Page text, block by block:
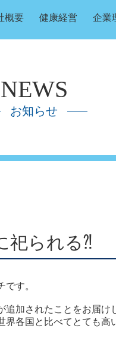
概要 健康経営 企業
NEWS
お知らせ
祀られる⁈
す。
加されたことをお届け
各国と比べてとても